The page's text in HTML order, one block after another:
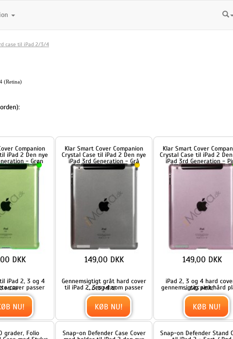
case til iPad 2/3/4
(Retina)
Den nye
- Grøn
passer
Crystal Case til iPad 2 Den nye
iPad 3rd Generation - Grå
til iPad 2, 3 og 4 som passer
Crystal Case til iPad 2 Den nye
iPad 3rd Generation - Pink
gennemsigtig pink hård plast.
Folio
Stylus
-
Snap-on Defender Case Cover
med holder til iPad 2 den nye
iPad - Sort / Blå
Snap-on Defender Stand Case